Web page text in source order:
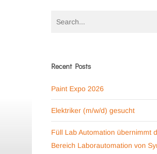
Recent Posts
Paint Expo 2026
Elektriker (m/w/d) gesucht
Füll Lab Automation übernimmt
Bereich Laborautomation von